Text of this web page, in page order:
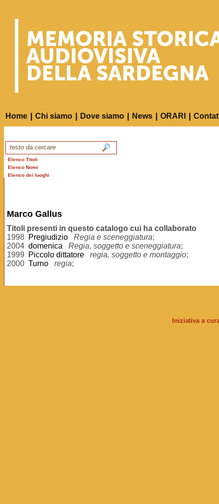
Home Chi siamo Dove siamo News ORARI
Elenco Titoli
Elenco Nomi
Elenco dei luoghi
Marco Gallus
Titoli presenti in questo catalogo cui ha collaborato
1998 Pregiudizio Regia e sceneggiatura;
2004 domenica Regia, soggetto e sceneggiatura;
1999
Piccolo dittatore regia, soggetto e montaggio;
2000 Turno regia;
Iniziativa a